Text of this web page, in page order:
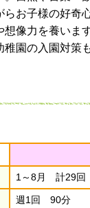
らお子様の好奇
想像力を養いま
稚園の入園対策
1～8月 計29回
週1回 90分